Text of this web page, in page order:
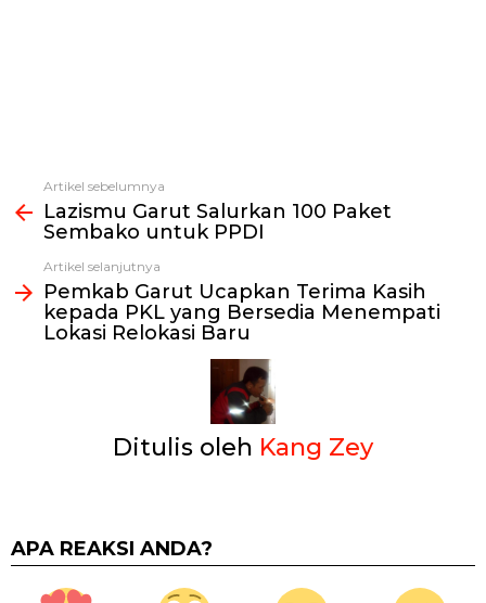
Lihat
selengkapnya
Artikel sebelumnya
Lazismu Garut Salurkan 100 Paket
Sembako untuk PPDI
Artikel selanjutnya
Pemkab Garut Ucapkan Terima Kasih
kepada PKL yang Bersedia Menempati
Lokasi Relokasi Baru
Ditulis oleh Kang Zey
APA REAKSI ANDA?